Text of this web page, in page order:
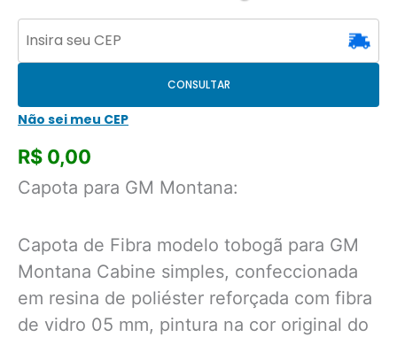
CONSULTAR
Não sei meu CEP
R$ 0,00
Capota para GM Montana:
Capota de Fibra modelo tobogã para GM
Montana Cabine simples, confeccionada
em resina de poliéster reforçada com fibra
de vidro 05 mm, pintura na cor original do